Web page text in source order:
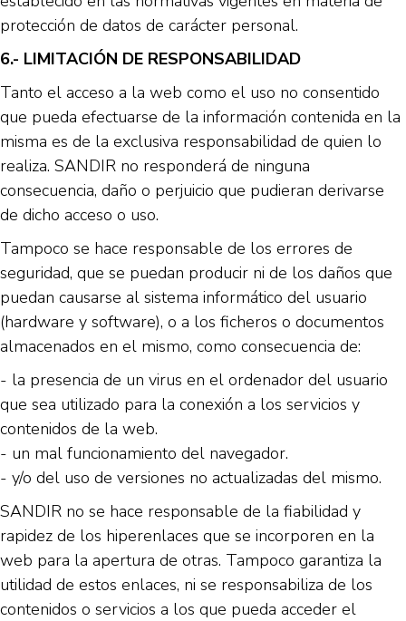
protección de datos de carácter personal.
6.- LIMITACIÓN DE RESPONSABILIDAD
Tanto el acceso a la web como el uso no consentido
que pueda efectuarse de la información contenida en la
misma es de la exclusiva responsabilidad de quien lo
realiza. SANDIR no responderá de ninguna
consecuencia, daño o perjuicio que pudieran derivarse
de dicho acceso o uso.
Tampoco se hace responsable de los errores de
seguridad, que se puedan producir ni de los daños que
puedan causarse al sistema informático del usuario
(hardware y software), o a los ficheros o documentos
almacenados en el mismo, como consecuencia de:
- la presencia de un virus en el ordenador del usuario
que sea utilizado para la conexión a los servicios y
contenidos de la web.
- un mal funcionamiento del navegador.
- y/o del uso de versiones no actualizadas del mismo.
SANDIR no se hace responsable de la fiabilidad y
rapidez de los hiperenlaces que se incorporen en la
web para la apertura de otras. Tampoco garantiza la
utilidad de estos enlaces, ni se responsabiliza de los
contenidos o servicios a los que pueda acceder el